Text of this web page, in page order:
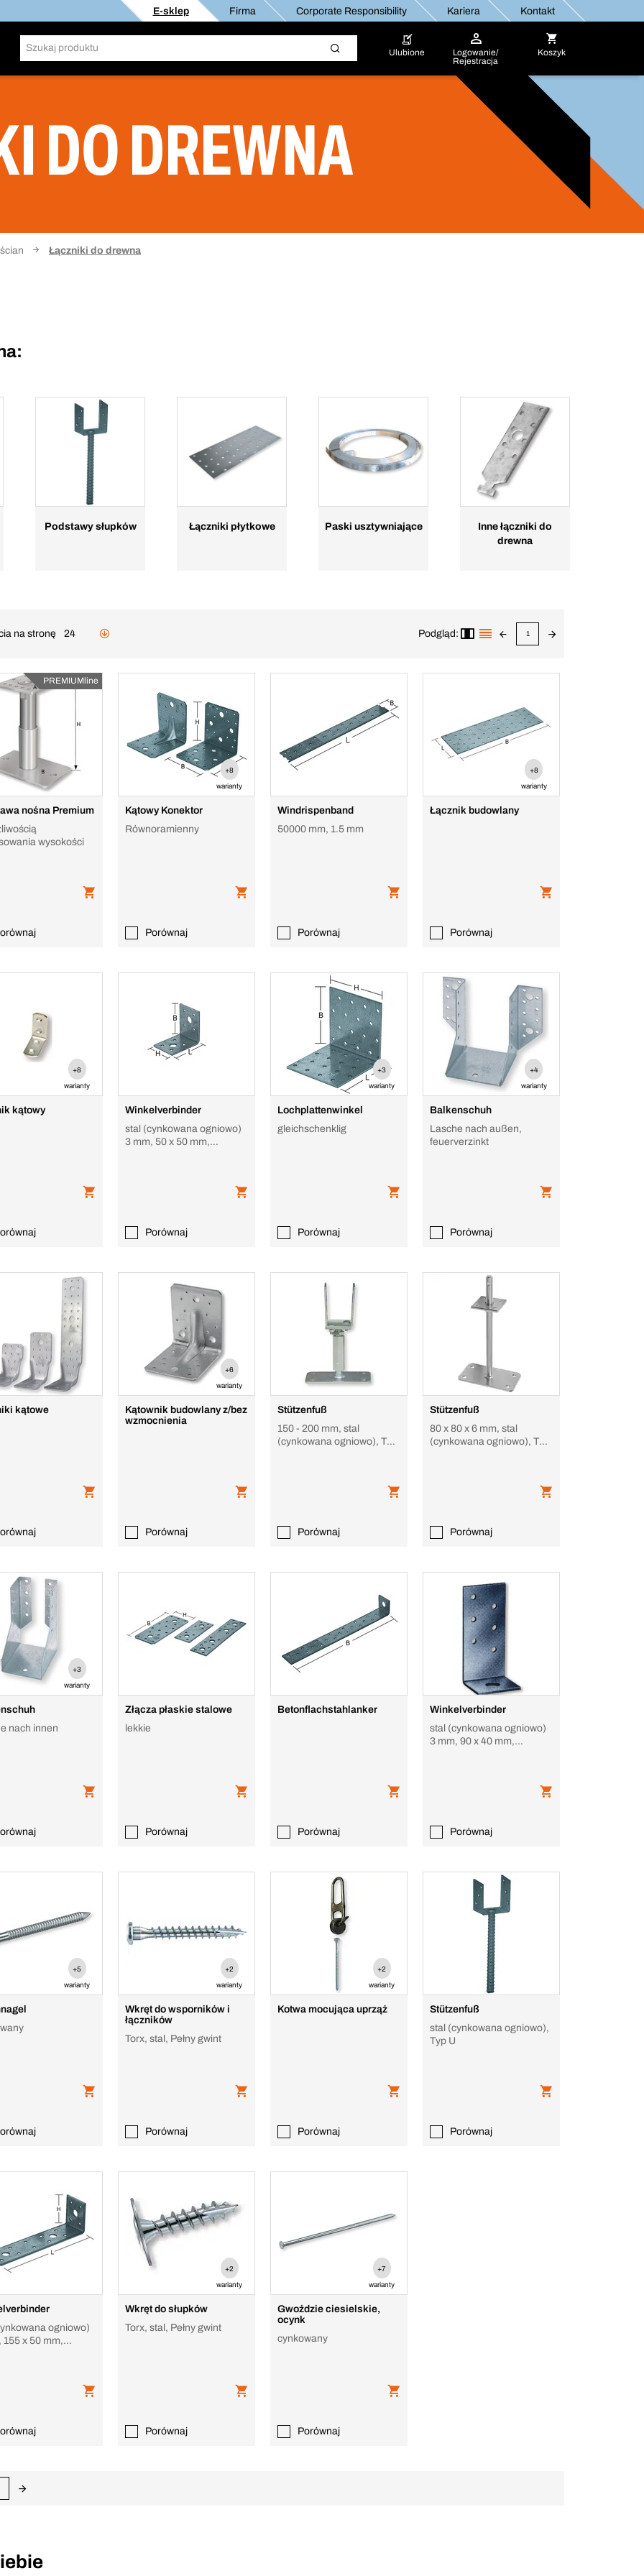
E-sklep Firma Corporate Responsibility Kariera Kontakt
Ulubione
Logowanie/
Rejestracja
Koszyk
DO DREWNA
Łączniki do drewna
Podstawy słupków Łączniki płytkowe Paski usztywniające
Inne łączniki do
drewna
na stronę 24 Podgląd: 1
PREMIUMline
nośna Premium
wysokości
+8
warianty
Kątowy Konektor
Równoramienny
Porównaj
Windrispenband
50000 mm, 1.5 mm
Porównaj
+8
warianty
Łącznik budowlany
Porównaj
+8
warianty
kątowy
Winkelverbinder
stal (cynkowana ogniowo)
3 mm, 50 x 50 mm,
Porównaj
+3
warianty
Lochplattenwinkel
gleichschenklig
Porównaj
+4
warianty
Balkenschuh
Lasche nach außen,
feuerverzinkt
Porównaj
kątowe
+6
warianty
Kątownik budowlany z/bez
wzmocnienia
Porównaj
Stützenfuß
150 - 200 mm, stal
(cynkowana ogniowo), Typ
Porównaj
Stützenfuß
80 x 80 x 6 mm, stal
(cynkowana ogniowo), Typ
Porównaj
+3
warianty
nach innen
Złącza płaskie stalowe
lekkie
Porównaj
Betonflachstahlanker
Porównaj
Winkelverbinder
stal (cynkowana ogniowo)
3 mm, 90 x 40 mm,
Porównaj
+5
warianty
+2
warianty
Wkręt do wsporników i
łączników
Torx, stal, Pełny gwint
Porównaj
+2
warianty
Kotwa mocująca uprząż
Porównaj
Stützenfuß
stal (cynkowana ogniowo),
Typ U
Porównaj
ogniowo)
155 x 50 mm,
+2
warianty
Wkręt do słupków
Torx, stal, Pełny gwint
Porównaj
+7
warianty
Gwoździe ciesielskie,
ocynk
cynkowany
Porównaj